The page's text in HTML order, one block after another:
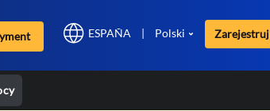
ESPAÑA | Polski Zarejestruj